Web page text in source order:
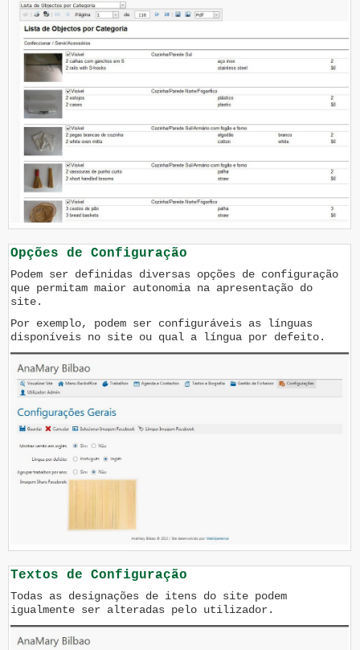
Opções de Configuração
Podem ser definidas diversas opções de configuração
que permitam maior autonomia na apresentação do
site.
Por exemplo, podem ser configuráveis as línguas
disponíveis no site ou qual a língua por defeito.
Textos de Configuração
Todas as designações de itens do site podem
igualmente ser alteradas pelo utilizador.